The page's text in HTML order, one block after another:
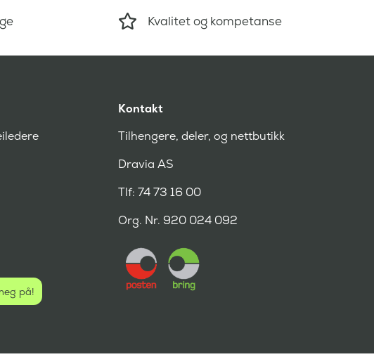
Kvalitet og kompetanse
Kontakt
Tilhengere, deler, og nettbutikk
Dravia AS
Tlf: 74 73 16 00
Org. Nr. 920 024 092